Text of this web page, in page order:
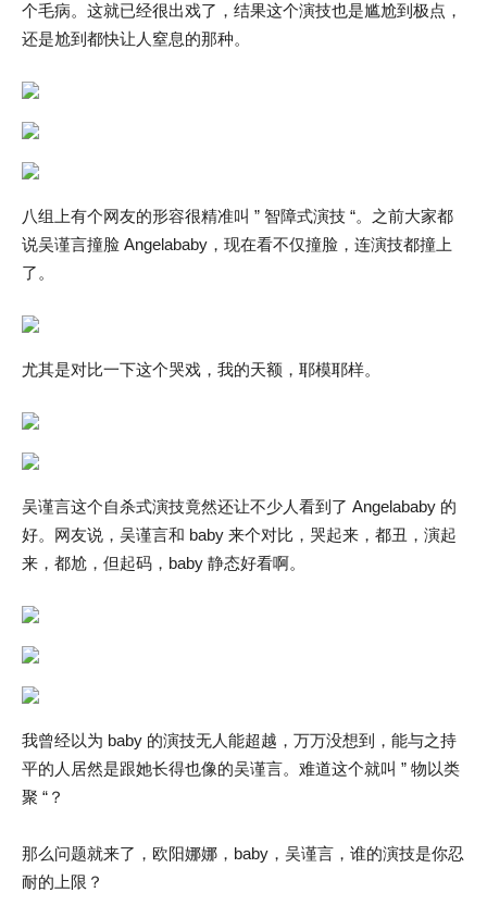
个毛病。这就已经很出戏了，结果这个演技也是尴尬到极点，
还是尬到都快让人窒息的那种。
八组上有个网友的形容很精准叫 ” 智障式演技 “。之前大家都
说吴谨言撞脸 Angelababy，现在看不仅撞脸，连演技都撞上
了。
尤其是对比一下这个哭戏，我的天额，耶模耶样。
吴谨言这个自杀式演技竟然还让不少人看到了 Angelababy 的
好。网友说，吴谨言和 baby 来个对比，哭起来，都丑，演起
来，都尬，但起码，baby 静态好看啊。
我曾经以为 baby 的演技无人能超越，万万没想到，能与之持
平的人居然是跟她长得也像的吴谨言。难道这个就叫 ” 物以类
聚 “？
那么问题就来了，欧阳娜娜，baby，吴谨言，谁的演技是你忍
耐的上限？